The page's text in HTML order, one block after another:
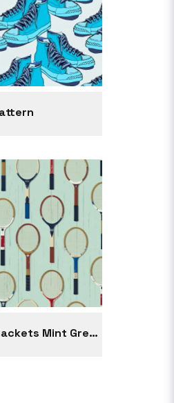
Vintage Tennis Rackets Mint Green